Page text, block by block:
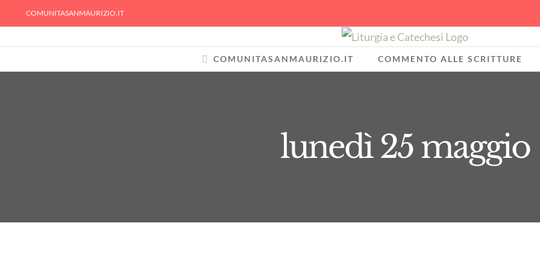
to
content
COMUNITASANMAURIZIO.IT
COMUNITASANMAURIZIO.IT COMMENTO ALLE SCRITTURE
lunedì 25 maggio